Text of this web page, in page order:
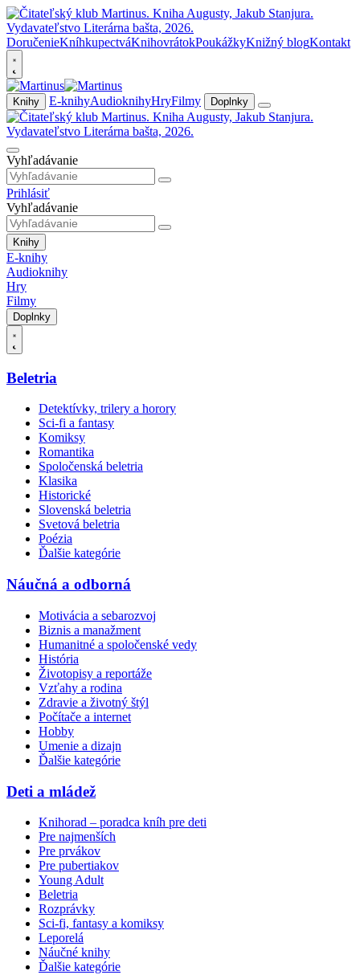
DoručenieKníhkupectváKnihovrátokPoukážkyKnižný blogKontakt
Knihy E-knihyAudioknihyHryFilmy Doplnky
Vyhľadávanie
Prihlásiť
Vyhľadávanie
Knihy
E-knihy
Audioknihy
Hry
Filmy
Doplnky
Beletria
Detektívky, trilery a horory
Sci-fi a fantasy
Komiksy
Romantika
Spoločenská beletria
Klasika
Historické
Slovenská beletria
Svetová beletria
Poézia
Ďalšie kategórie
Náučná a odborná
Motivácia a sebarozvoj
Biznis a manažment
Humanitné a spoločenské vedy
História
Životopisy a reportáže
Vzťahy a rodina
Zdravie a životný štýl
Počítače a internet
Hobby
Umenie a dizajn
Ďalšie kategórie
Deti a mládež
Knihorad – poradca kníh pre deti
Pre najmenších
Pre prvákov
Pre pubertiakov
Young Adult
Beletria
Rozprávky
Sci-fi, fantasy a komiksy
Leporelá
Náučné knihy
Ďalšie kategórie